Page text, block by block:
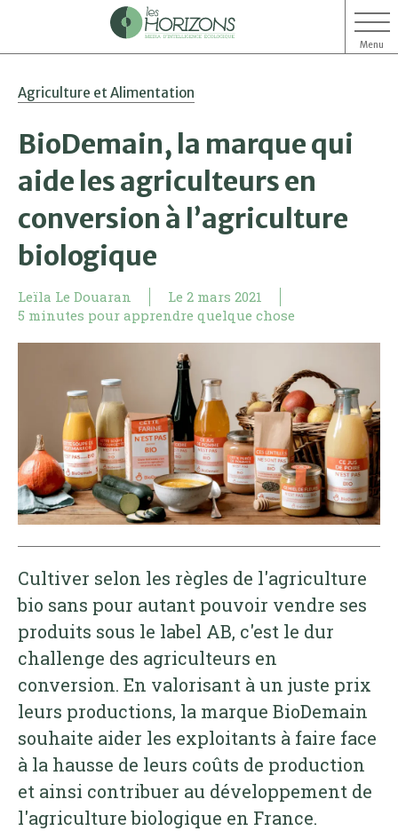
Menu
Agriculture et Alimentation
BioDemain, la marque qui
aide les agriculteurs en
conversion à l’agriculture
biologique
Leïla Le Douaran Le 2 mars 2021
5 minutes pour apprendre quelque chose
Cultiver selon les règles de l'agriculture
bio sans pour autant pouvoir vendre ses
produits sous le label AB, c'est le dur
challenge des agriculteurs en
conversion. En valorisant à un juste prix
leurs productions, la marque BioDemain
souhaite aider les exploitants à faire face
à la hausse de leurs coûts de production
et ainsi contribuer au développement de
l'agriculture biologique en France.